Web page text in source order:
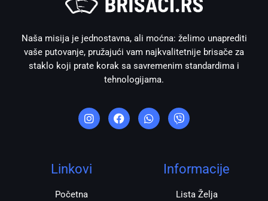
Naša misija je jednostavna, ali moćna: želimo unaprediti
vaše putovanje, pružajući vam najkvalitetnije brisače za
staklo koji prate korak sa savremenim standardima i
tehnologijama.
n
s
t
r
a
a
c
e
h
a
t
i
b
e
Linkovi
Početna
Informacije
Lista Želja